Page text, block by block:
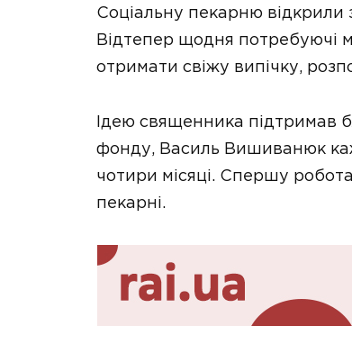
Соціальну пекарню відкрили
Відтепер щодня потребуючі
отримати свіжу випічку,
Ідею священника підтримав
фонду, Василь Вишиванюк
чотири місяці. Спершу
пекарні.